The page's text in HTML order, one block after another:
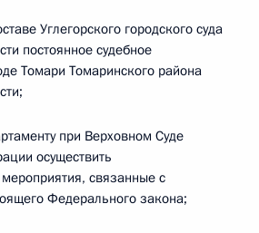
Углегорского городского суда
постоянное судебное
Томари Томаринского района
при Верховном Суде
осуществить
связанные с
Федерального закона;